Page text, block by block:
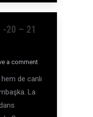
20 – 21
a comment
de canlı
La